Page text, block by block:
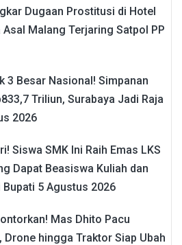
Dugaan Prostitusi di Hotel
Asal Malang Terjaring Satpol PP
3 Besar Nasional! Simpanan
Triliun, Surabaya Jadi Raja
2026
Siswa SMK Ini Raih Emas LKS
Dapat Beasiswa Kuliah dan
Bupati 5 Agustus 2026
Mas Dhito Pacu
Drone hingga Traktor Siap Ubah